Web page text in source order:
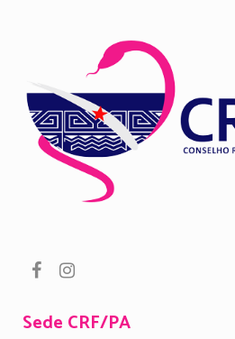
Sede CRF/PA